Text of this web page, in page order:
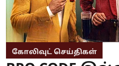
கோலிவுட் செய்திகள்